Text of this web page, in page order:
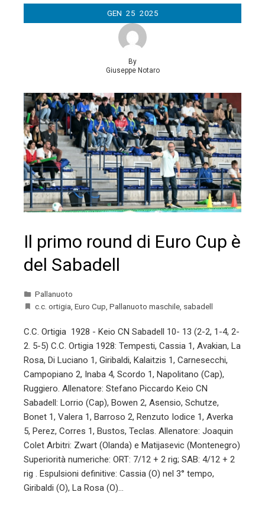
GEN 25 2025
By
Giuseppe Notaro
Il primo round di Euro Cup è
del Sabadell
Pallanuoto
c.c. ortigia, Euro Cup, Pallanuoto maschile, sabadell
C.C. Ortigia 1928 - Keio CN Sabadell 10- 13 (2-2, 1-4, 2-
2. 5-5) C.C. Ortigia 1928: Tempesti, Cassia 1, Avakian, La
Rosa, Di Luciano 1, Giribaldi, Kalaitzis 1, Carnesecchi,
Campopiano 2, Inaba 4, Scordo 1, Napolitano (Cap),
Ruggiero. Allenatore: Stefano Piccardo Keio CN
Sabadell: Lorrio (Cap), Bowen 2, Asensio, Schutze,
Bonet 1, Valera 1, Barroso 2, Renzuto Iodice 1, Averka
5, Perez, Corres 1, Bustos, Teclas. Allenatore: Joaquin
Colet Arbitri: Zwart (Olanda) e Matijasevic (Montenegro)
Superiorità numeriche: ORT: 7/12 + 2 rig; SAB: 4/12 + 2
rig . Espulsioni definitive: Cassia (O) nel 3° tempo,
Giribaldi (O), La Rosa (O)…